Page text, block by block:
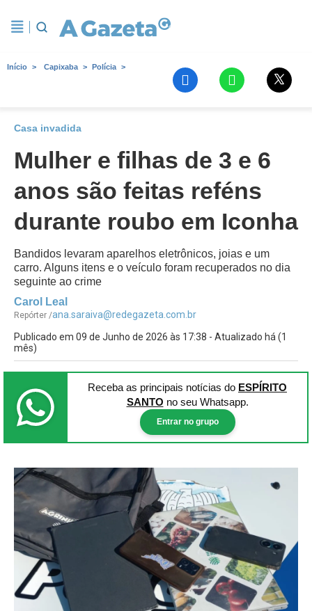
Início Capixaba Polícia
Casa invadida
Mulher e filhas de 3 e 6
anos são feitas reféns
durante roubo em Iconha
Bandidos levaram aparelhos eletrônicos, joias e um
carro. Alguns itens e o veículo foram recuperados no dia
seguinte ao crime
Carol Leal
Repórter /ana.saraiva@redegazeta.com.br
Publicado em 09 de Junho de 2026 às 17:38 - Atualizado há (1
mês)
Receba as principais notícias do ESPÍRITO
SANTO no seu Whatsapp.
Entrar no grupo